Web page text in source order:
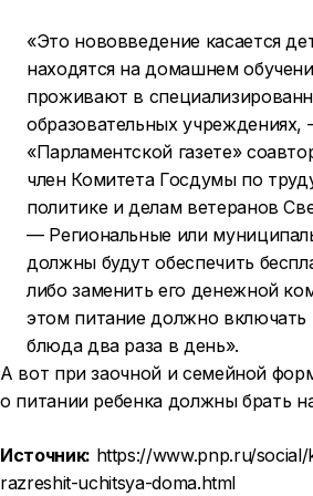
«Это нововведение касается
находятся на домашнем
проживают в
образовательных учреждениях,
«Парламентской газете»
член Комитета Госдумы по
политике и делам ветеранов
— Региональные или
должны будут обеспечить
либо заменить его денежной
этом питание должно включать
блюда два раза в день».
А вот при заочной и семейной
о питании ребенка должны брать
Источник: https://www.pnp.ru/
razreshit-uchitsya-doma.html